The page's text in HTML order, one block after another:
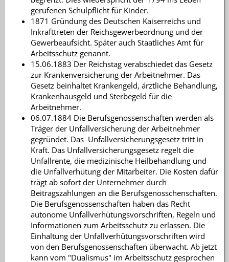
gerufenen Schulpflicht für Kinder.
1871 Gründung des Deutschen Kaiserreichs und
Inkrafttreten der Reichsgewerbeordnung und der
Gewerbeaufsicht. Später auch Staatliches Amt für
Arbeitsschutz genannt.
15.06.1883 Der Reichstag verabschiedet das Gesetz
zur Krankenversicherung der Arbeitnehmer. Das
Gesetz beinhaltet Krankengeld, ärztliche Behandlung,
Krankenhausgeld und Sterbegeld für die
Arbeitnehmer.
06.07.1884 Die Berufsgenossenschaften werden als
Träger der Unfallversicherung der Arbeitnehmer
gegründet. Das Unfallversicherungsgesetz tritt in
Kraft. Das Unfallversicherungsgesetz regelt die
Unfallrente, die medizinische Heilbehandlung und
die Unfallverhütung der Mitarbeiter. Die Kosten dafür
trägt ab sofort der Unternehmer durch
Beitragszahlungen an die Berufsgenosschenschaften.
Die Berufsgenossenschaften haben das Recht
autonome Unfallverhütungsvorschriften, Regeln und
Informationen zum Arbeitsschutz zu erlassen. Die
Einhaltung der Unfallverhütungsvorschriften wird
von den Berufsgenossenschaften überwacht. Ab jetzt
kann vom "Dualismus" im Arbeitsschutz gesprochen